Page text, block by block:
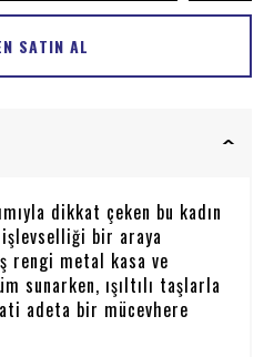
SATIN AL
dikkat çeken bu kadın
işlevselliği bir araya
rengi metal kasa ve
sunarken, ışıltılı taşlarla
adeta bir mücevhere